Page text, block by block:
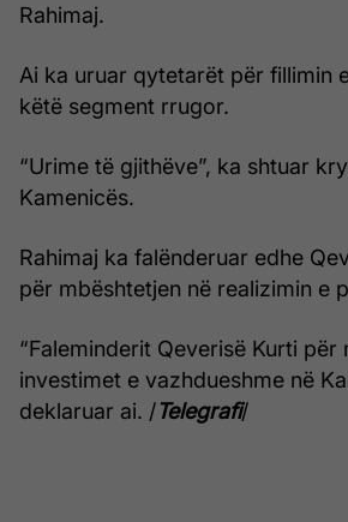
Rahimaj.
Ai ka uruar qytetarët për fillimin
këtë segment rrugor.
“Urime të gjithëve”, ka shtuar
Kamenicës.
Rahimaj ka falënderuar edhe
për mbështetjen në realizimin e
“Faleminderit Qeverisë Kurti për
investimet e vazhdueshme në
deklaruar ai. /Telegrafi/